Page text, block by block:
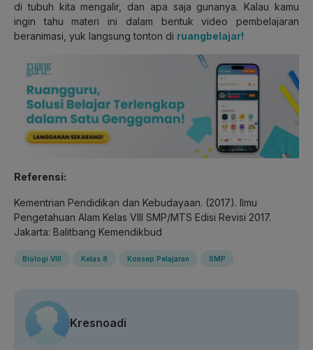
di tubuh kita mengalir, dan apa saja gunanya. Kalau kamu
ingin tahu materi ini dalam bentuk video pembelajaran
beranimasi, yuk langsung tonton di ruangbelajar!
Referensi:
Kementrian Pendidikan dan Kebudayaan. (2017). Ilmu
Pengetahuan Alam Kelas VIII SMP/MTS Edisi Revisi 2017.
Jakarta: Balitbang Kemendikbud
Biologi VIII Kelas 8 Konsep Pelajaran SMP
Kresnoadi